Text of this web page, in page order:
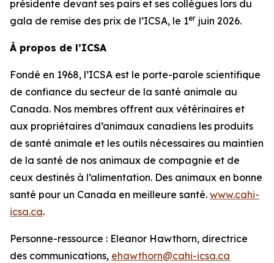
présidente devant ses pairs et ses collègues lors du
gala de remise des prix de l’ICSA, le 1er juin 2026.
À propos de l’ICSA
Fondé en 1968, l’ICSA est le porte-parole scientifique
de confiance du secteur de la santé animale au
Canada. Nos membres offrent aux vétérinaires et
aux propriétaires d’animaux canadiens les produits
de santé animale et les outils nécessaires au maintien
de la santé de nos animaux de compagnie et de
ceux destinés à l’alimentation. Des animaux en bonne
santé pour un Canada en meilleure santé. www.cahi-
icsa.ca.
Personne-ressource : Eleanor Hawthorn, directrice
des communications, ehawthorn@cahi-icsa.ca